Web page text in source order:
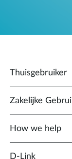
Thuisgebruiker
Zakelijke
How we help
D‑Link